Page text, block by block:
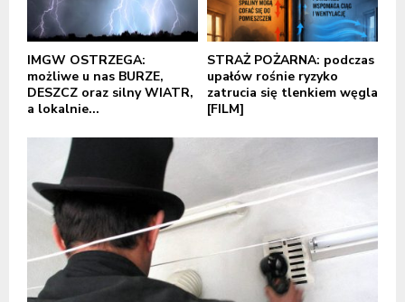
IMGW OSTRZEGA:
możliwe u nas BURZE,
DESZCZ oraz silny WIATR,
a lokalnie...
STRAŻ POŻARNA: podczas
upałów rośnie ryzyko
zatrucia się tlenkiem węgla
[FILM]